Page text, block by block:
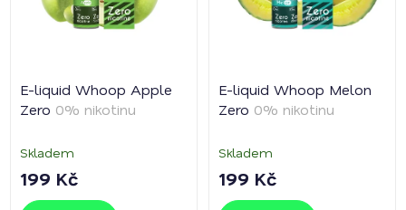
E-liquid Whoop Apple
Zero 0% nikotinu
Skladem
199 Kč
E-liquid Whoop Melon
Zero 0% nikotinu
Skladem
199 Kč